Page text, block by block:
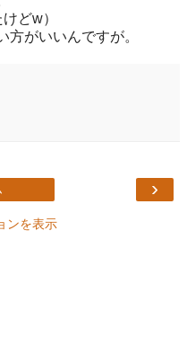
どw）
方がいいんですが。
›
ンを表示